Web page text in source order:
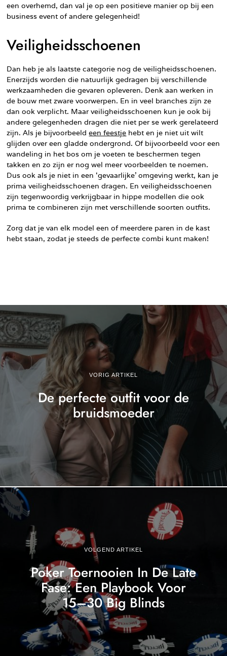
een overhemd, dan val je op een positieve manier op bij een
business event of andere gelegenheid!
Veiligheidsschoenen
Dan heb je als laatste categorie nog de veiligheidsschoenen.
Enerzijds worden die natuurlijk gedragen bij verschillende
werkzaamheden die gevaren opleveren. Denk aan werken in
de bouw met zware voorwerpen. En in veel branches zijn ze
dan ook verplicht. Maar veiligheidsschoenen kun je ook bij
andere gelegenheden dragen die niet per se werk gerelateerd
zijn. Als je bijvoorbeeldeen feestje hebt en je niet uit wilt
glijden over een gladde ondergrond. Of bijvoorbeeld voor een
wandeling in het bos om je voeten te beschermen tegen
takken en zo zijn er nog wel meer voorbeelden te noemen.
Dus ook als je niet in een ‘gevaarlijke’ omgeving werkt, kan je
prima veiligheidsschoenen dragen. En veiligheidsschoenen
zijn tegenwoordig verkrijgbaar in hippe modellen die ook
prima te combineren zijn met verschillende soorten outfits.
Zorg dat je van elk model een of meerdere paren in de kast
hebt staan, zodat je steeds de perfecte combi kunt maken!
VORIG ARTIKEL
De perfecte outfit voor de
bruidsmoeder
VOLGEND ARTIKEL
Poker Toernooien In De Late
Fase: Een Playbook Voor
15–30 Big Blinds